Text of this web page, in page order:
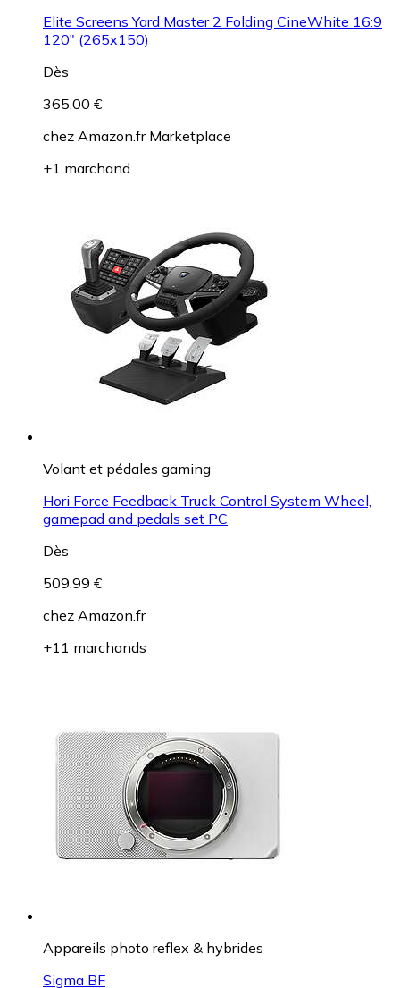
Elite Screens Yard Master 2 Folding CineWhite 16:9
120" (265x150)
Dès
365,00 €
chez Amazon.fr Marketplace
+1 marchand
Volant et pédales gaming
Hori Force Feedback Truck Control System Wheel,
gamepad and pedals set PC
Dès
509,99 €
chez Amazon.fr
+11 marchands
Appareils photo reflex & hybrides
Sigma BF